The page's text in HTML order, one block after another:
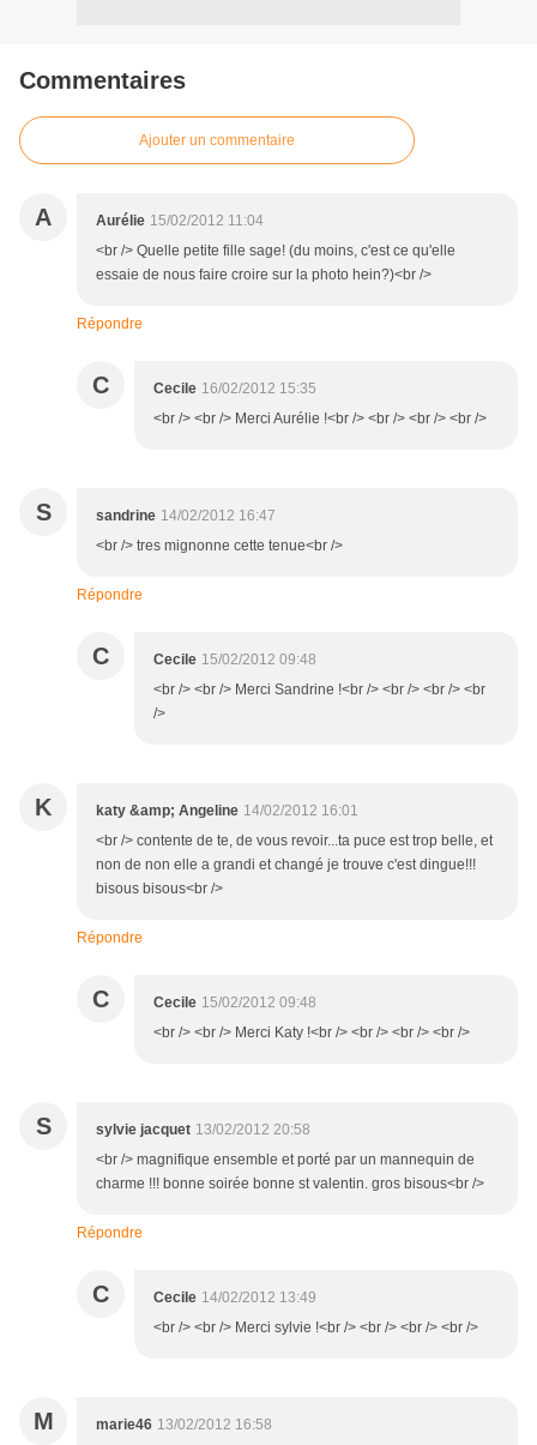
Commentaires
Ajouter un commentaire
A Aurélie 15/02/2012 11:04
<br /> Quelle petite fille sage! (du moins, c'est ce qu'elle
essaie de nous faire croire sur la photo hein?)<br />
Répondre
C Cecile 16/02/2012 15:35
<br /> <br /> Merci Aurélie !<br /> <br /> <br /> <br />
S sandrine 14/02/2012 16:47
<br /> tres mignonne cette tenue<br />
Répondre
C Cecile 15/02/2012 09:48
<br /> <br /> Merci Sandrine !<br /> <br /> <br /> <br
/>
K katy &amp; Angeline 14/02/2012 16:01
<br /> contente de te, de vous revoir...ta puce est trop belle, et
non de non elle a grandi et changé je trouve c'est dingue!!!
bisous bisous<br />
Répondre
C Cecile 15/02/2012 09:48
<br /> <br /> Merci Katy !<br /> <br /> <br /> <br />
S sylvie jacquet 13/02/2012 20:58
<br /> magnifique ensemble et porté par un mannequin de
charme !!! bonne soirée bonne st valentin. gros bisous<br />
Répondre
C Cecile 14/02/2012 13:49
<br /> <br /> Merci sylvie !<br /> <br /> <br /> <br />
M marie46 13/02/2012 16:58